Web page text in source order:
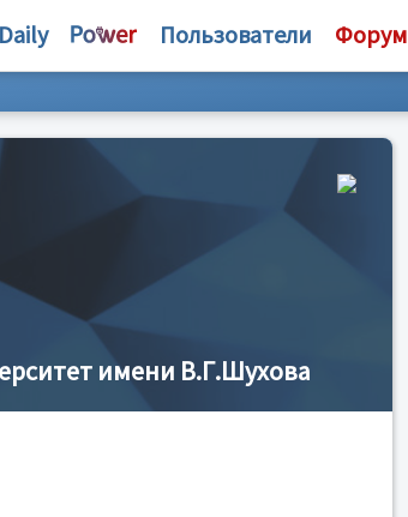
Daily Пользователи Форум
имени В.Г.Шухова